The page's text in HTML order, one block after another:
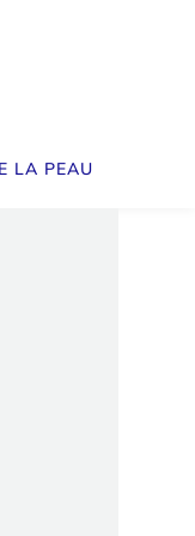
LA PEAU